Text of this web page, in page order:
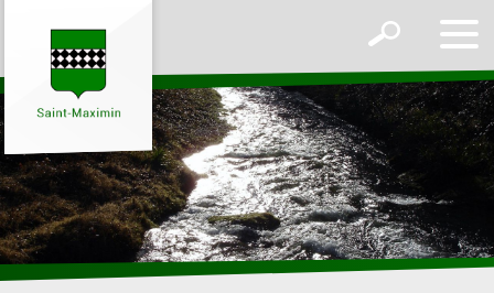
le
Afficher
formulaire
de
recherche